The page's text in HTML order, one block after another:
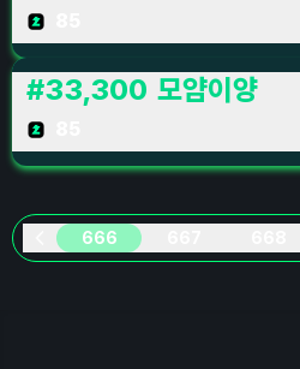
#33,300 모얌이양
666